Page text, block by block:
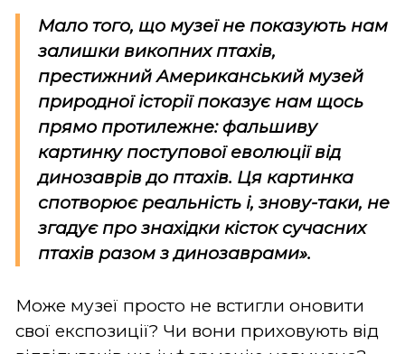
Мало того, що музеї не показують нам
залишки викопних птахів,
престижний Американський музей
природної історії показує нам щось
прямо протилежне: фальшиву
картинку поступової еволюції від
динозаврів до птахів. Ця картинка
спотворює реальність і, знову-таки, не
згадує про знахідки кісток сучасних
птахів разом з динозаврами».
Може музеї просто не встигли оновити
свої експозиції? Чи вони приховують від